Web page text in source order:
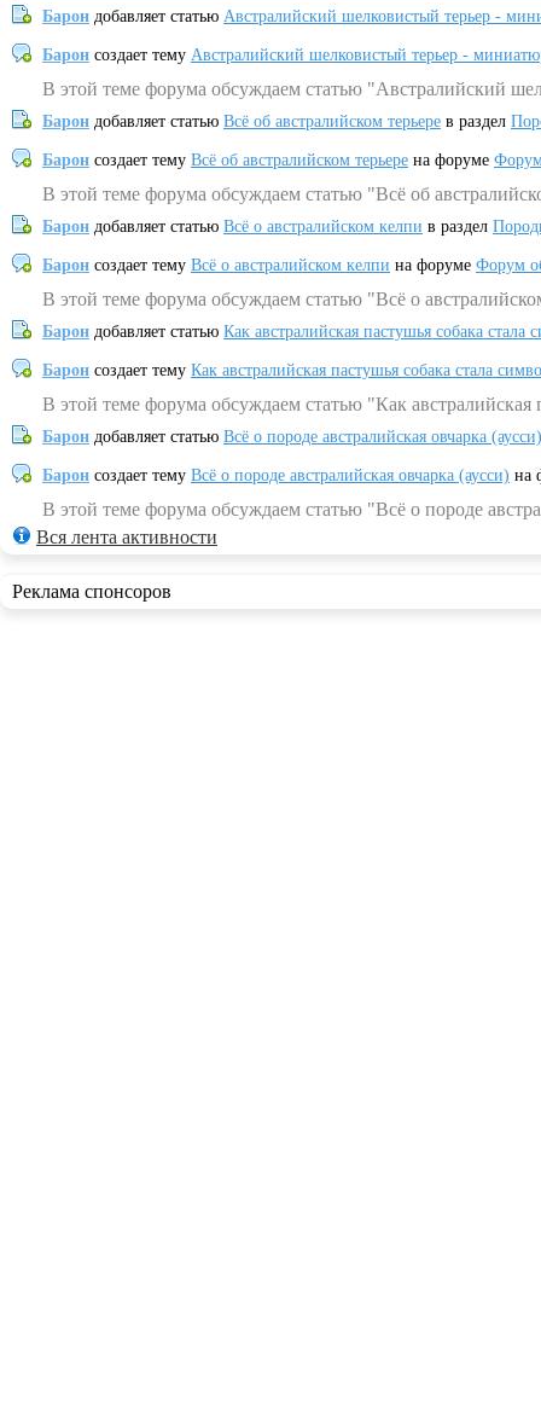
Барон добавляет статью Австралийский шелковистый терьер -
Барон создает тему Австралийский шелковистый терьер -
В этой теме форума обсуждаем статью "Австралийский
Барон добавляет статью Всё об австралийском терьере в раздел
Барон создает тему Всё об австралийском терьере на форуме
В этой теме форума обсуждаем статью "Всё об
Барон добавляет статью Всё о австралийском келпи в раздел
Барон создает тему Всё о австралийском келпи на форуме Форум
В этой теме форума обсуждаем статью "Всё о
Барон добавляет статью Как австралийская пастушья собака
Барон создает тему Как австралийская пастушья собака стала
В этой теме форума обсуждаем статью "Как
Барон добавляет статью Всё о породе австралийская овчарка (аусси)
Барон создает тему Всё о породе австралийская овчарка (аусси) на
В этой теме форума обсуждаем статью "Всё о породе
Вся лента активности
Реклама спонсоров